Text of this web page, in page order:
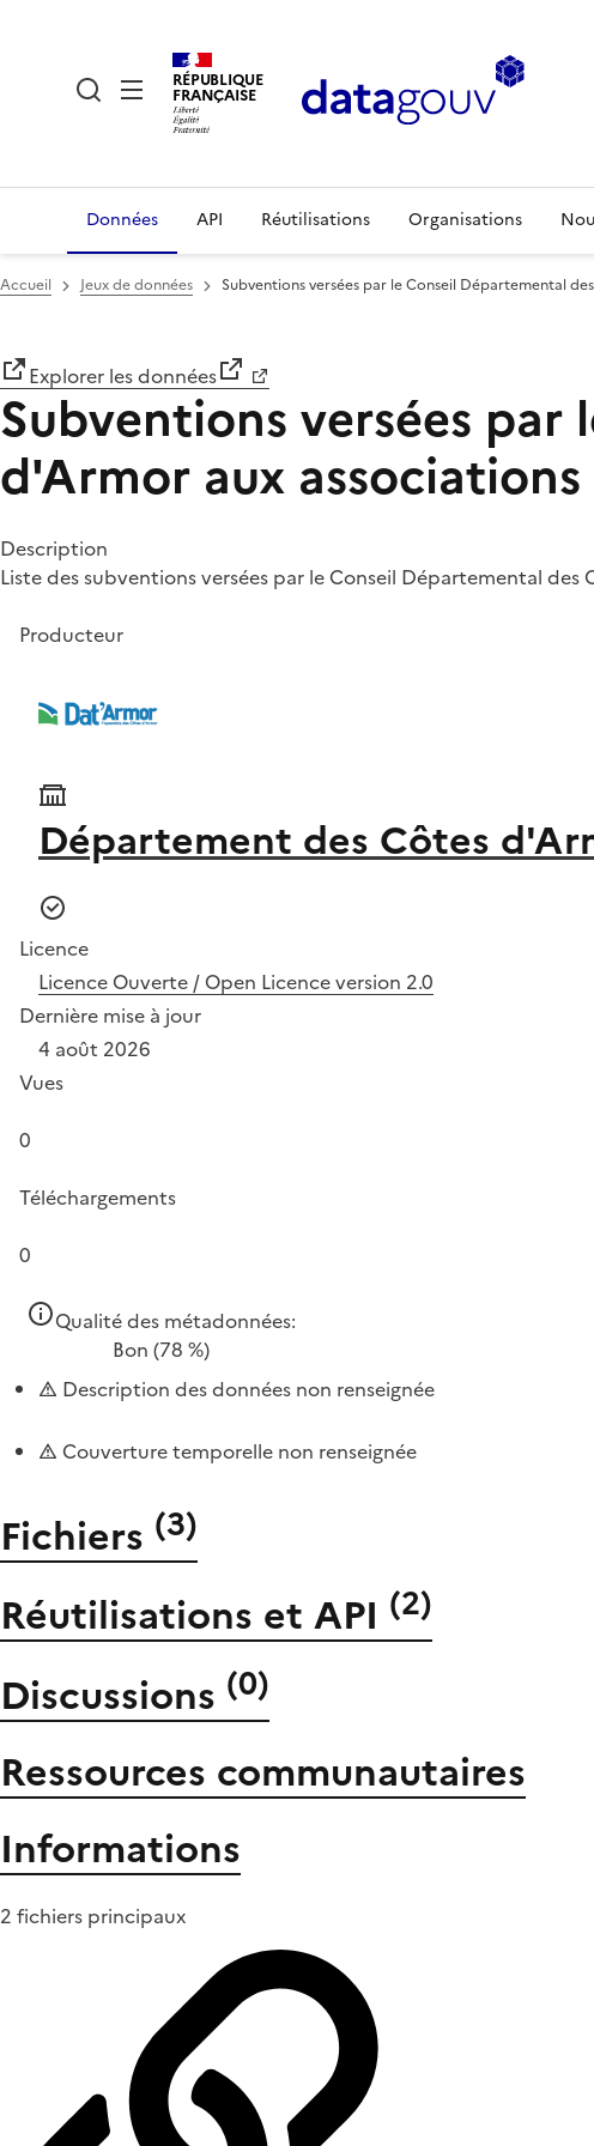
RÉPUBLIQUE
FRANÇAISE
Données API Réutilisations Organisations
Accueil Jeux de données Subventions versées par le Conseil Départemental
Explorer les données
Subventions versées
d'Armor aux associations
Description
Liste des subventions versées par le Conseil Départemental
Producteur
Département des Côtes
Licence
Licence Ouverte / Open Licence version 2.0
Dernière mise à jour
4 août 2026
Vues
0
Téléchargements
0
Qualité des métadonnées:
Bon (78 %)
Description des données non renseignée
Couverture temporelle non renseignée
Fichiers (3)
Réutilisations et API (2)
Discussions (0)
Ressources communautaires
Informations
2 fichiers principaux